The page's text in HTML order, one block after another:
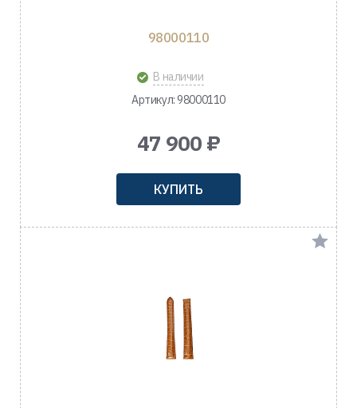
98000110
В наличии
Артикул: 98000110
47 900 ₽
КУПИТЬ